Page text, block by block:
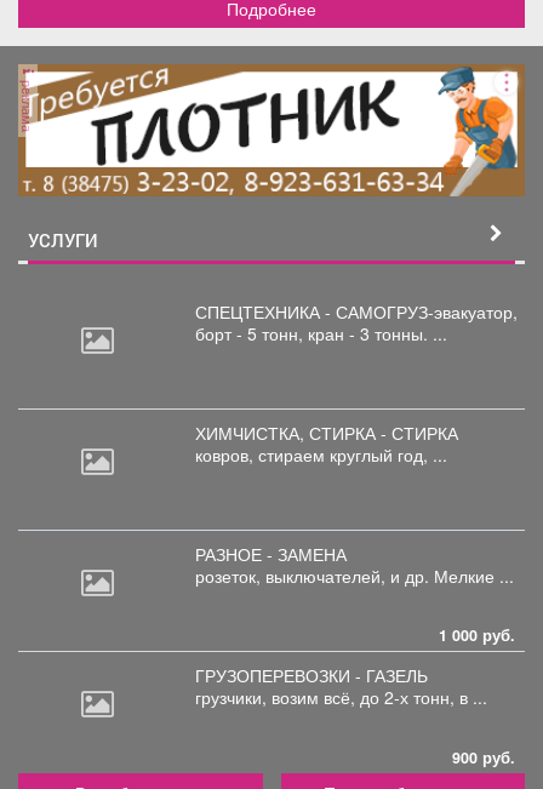
Подробнее
реклама
УСЛУГИ
СПЕЦТЕХНИКА - САМОГРУЗ-эвакуатор,
борт - 5 тонн, кран - 3 тонны. ...
ХИМЧИСТКА, СТИРКА - СТИРКА
ковров, стираем круглый год, ...
РАЗНОЕ - ЗАМЕНА
розеток, выключателей, и др. Мелкие ...
1 000 руб.
ГРУЗОПЕРЕВОЗКИ - ГАЗЕЛЬ
грузчики, возим всё, до 2-х тонн, в ...
900 руб.